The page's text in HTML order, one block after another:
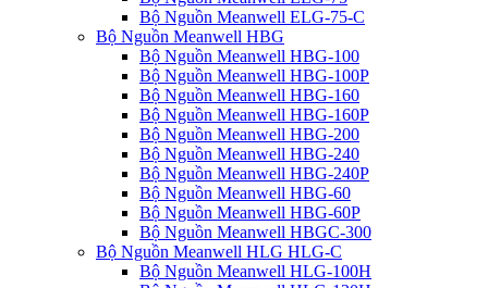
Bộ Nguồn Meanwell ELG-75-C
Bộ Nguồn Meanwell HBG
Bộ Nguồn Meanwell HBG-100
Bộ Nguồn Meanwell HBG-100P
Bộ Nguồn Meanwell HBG-160
Bộ Nguồn Meanwell HBG-160P
Bộ Nguồn Meanwell HBG-200
Bộ Nguồn Meanwell HBG-240
Bộ Nguồn Meanwell HBG-240P
Bộ Nguồn Meanwell HBG-60
Bộ Nguồn Meanwell HBG-60P
Bộ Nguồn Meanwell HBGC-300
Bộ Nguồn Meanwell HLG HLG-C
Bộ Nguồn Meanwell HLG-100H